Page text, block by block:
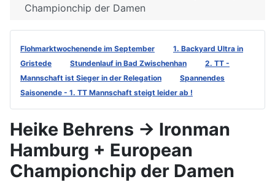
Championchip der Damen
Flohmarktwochenende im September
1. Backyard Ultra in
Gristede
Stundenlauf in Bad Zwischenhan
2. TT -
Mannschaft ist Sieger in der Relegation
Spannendes
Saisonende - 1. TT Mannschaft steigt leider ab !
Heike Behrens -> Ironman
Hamburg + European
Championchip der Damen